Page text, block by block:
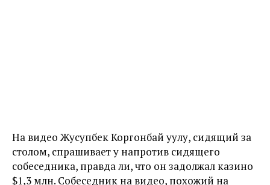
На видео Жусупбек Коргонбай уулу, сидящий за
столом, спрашивает у напротив сидящего
собеседника, правда ли, что он задолжал казино
$1,3 млн. Собеседник на видео, похожий на